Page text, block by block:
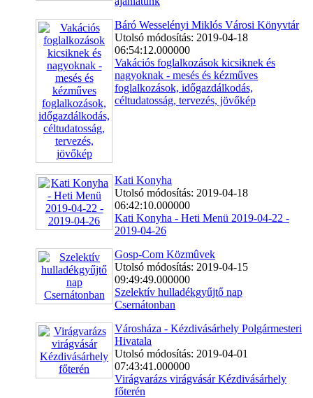
Báró Wesselényi Miklós Városi Könyvtár
Utolsó módosítás: 2019-04-18
06:54:12.000000
Vakációs foglalkozások kicsiknek és
nagyoknak - mesés és kézműves
foglalkozások, időgazdálkodás,
céltudatosság, tervezés, jövőkép
Kati Konyha
Utolsó módosítás: 2019-04-18
06:42:10.000000
Kati Konyha - Heti Menü 2019-04-22 -
2019-04-26
Gosp-Com Közmûvek
Utolsó módosítás: 2019-04-15
09:49:49.000000
Szelektív hulladékgyűjtő nap
Csernátonban
Városháza - Kézdivásárhely Polgármesteri
Hivatala
Utolsó módosítás: 2019-04-01
07:43:41.000000
Virágvarázs virágvásár Kézdivásárhely
főterén